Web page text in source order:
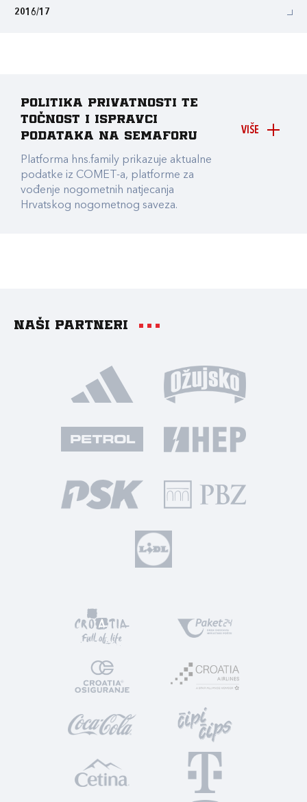
2016/17
VIŠE
Politika privatnosti te
točnost i ispravci
podataka na Semaforu
Platforma hns.family prikazuje aktualne
podatke iz COMET-a, platforme za
vođenje nogometnih natjecanja
Hrvatskog nogometnog saveza.
Naši partneri